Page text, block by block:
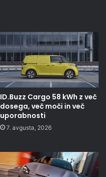
ID.Buzz Cargo 58 kWh z več
dosega, več moči in več
uporabnosti
7. avgusta, 2026